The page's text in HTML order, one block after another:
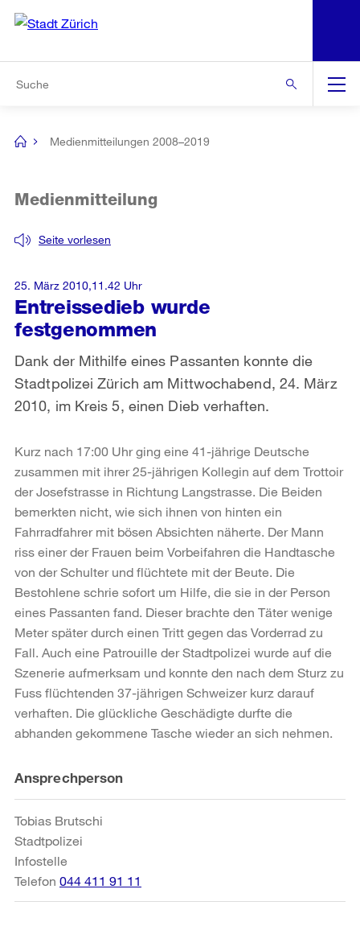
Navigation
[no
Medienmitteilungen 2008–2019
Entreissedieb wurde
festgenommen
Seite vorlesen
Medienmitteilung
Dank der Mithilfe eines Passanten konnte die
Stadtpolizei Zürich am Mittwochabend, 24. März
2010, im Kreis 5, einen Dieb verhaften.
25. März 2010,11.42 Uhr
Kurz nach 17:00 Uhr ging eine 41-jährige Deutsche
zusammen mit ihrer 25-jährigen Kollegin auf dem Trottoir
der Josefstrasse in Richtung Langstrasse. Die Beiden
bemerkten nicht, wie sich ihnen von hinten ein
Fahrradfahrer mit bösen Absichten näherte. Der Mann
riss einer der Frauen beim Vorbeifahren die Handtasche
von der Schulter und flüchtete mit der Beute. Die
Bestohlene schrie sofort um Hilfe, die sie in der Person
eines Passanten fand. Dieser brachte den Täter wenige
Meter später durch einen Tritt gegen das Vorderrad zu
Fall. Auch eine Patrouille der Stadtpolizei wurde auf die
Szenerie aufmerksam und konnte den nach dem Sturz zu
Fuss flüchtenden 37-jährigen Schweizer kurz darauf
verhaften. Die glückliche Geschädigte durfte die
abhanden gekommene Tasche wieder an sich nehmen.
Weitere
Informationen
Ansprechperson
Tobias Brutschi
Stadtpolizei
Infostelle
Telefon 044 411 91 11